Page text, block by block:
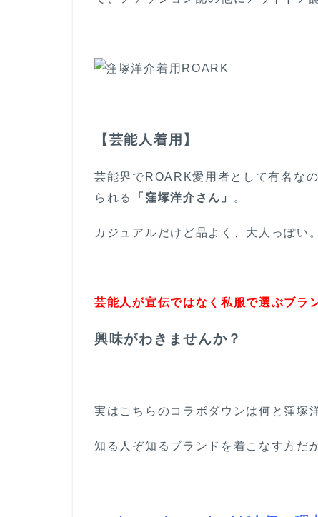
【芸能人着用】
芸能界でROARK愛用者として有名な
られる
「窪塚洋介さん」 。
カジュアルだけど品よく、大人っぽい
芸能人が宣伝ではなく私服で選ぶブラ
興味がわきませんか？
実はこちらのコラボダウンは何と窪塚
知る人ぞ知るブランドを着こなす方だ